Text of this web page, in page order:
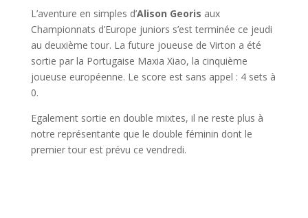
L’aventure en simples d’Alison Georis aux
Championnats d’Europe juniors s’est terminée ce jeudi
au deuxième tour. La future joueuse de Virton a été
sortie par la Portugaise Maxia Xiao, la cinquième
joueuse européenne. Le score est sans appel : 4 sets à
0.
Egalement sortie en double mixtes, il ne reste plus à
notre représentante que le double féminin dont le
premier tour est prévu ce vendredi.